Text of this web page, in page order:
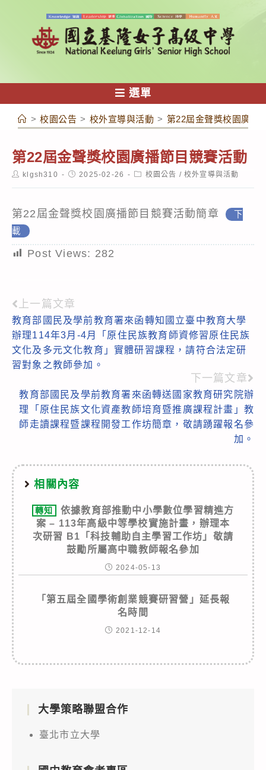
容
選單
> 校園公告 > 校外宣導與活動 > 第22屆金聲獎校園廣播
第22屆金聲獎校園廣播節目競賽活動
Postklgsh310
Post2025-02-26
Post校園公告 / 校外宣導與活動
第22屆金聲獎校園廣播節目競賽活動簡章
下
載
Post Views: 282
Read
more
articles
上一篇文章
教育部國民及學前教育署來函轉知國立臺中教育大學
辦理114年3月-4月「原住民族教育師資修習原住民族
文化及多元文化教育」實體研習課程，請符合法定研
習對象之教師參加。
下一篇文章
教育部國民及學前教育署來函轉送國家教育研究院辦
理「原住民族文化資產教師培育暨推廣課程計畫」教
師走讀課程暨課程開發工作坊簡章，敬請踴躍報名參
加。
相關內容
轉知
依據教育部推動中小學數位學習精進方
案 – 113年高級中等學校實施計畫，辦理本
次研習 B1「科技輔助自主學習工作坊」敬請
鼓勵所屬高中職教師報名參加
2024-05-13
「第五屆全國學術創業競賽研習營」延長報
名時間
2021-12-14
大學策略聯盟合作
臺北市立大學